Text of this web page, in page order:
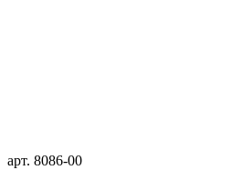
арт. 8086-00